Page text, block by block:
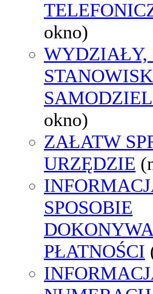
okno)
WYDZIAŁY,
okno)
ZAŁATW
URZĘDZIE
SPOSOBIE
PŁATNOŚCI